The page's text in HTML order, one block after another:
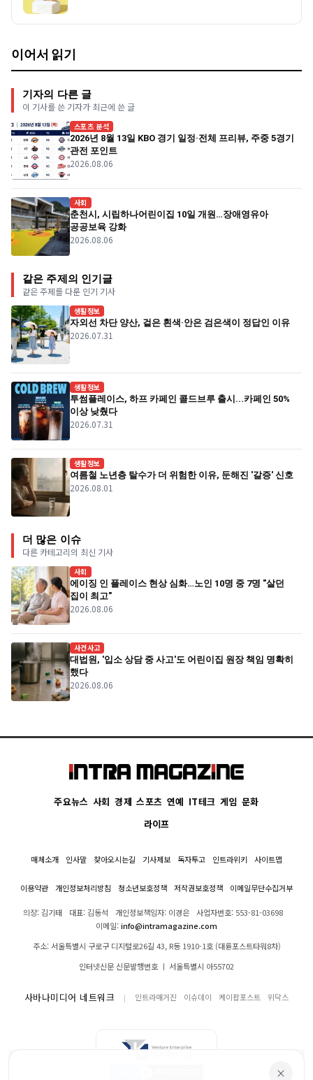
이어서 읽기
기자의 다른 글
이 기사를 쓴 기자가 최근에 쓴 글
스포츠 분석
2026년 8월 13일 KBO 경기 일정·전체 프리뷰, 주중 5경기
관전 포인트
2026.08.06
사회
춘천시, 시립하나어린이집 10일 개원…장애영유아
공공보육 강화
2026.08.06
같은 주제의 인기글
같은 주제를 다룬 인기 기사
생활정보
자외선 차단 양산, 겉은 흰색·안은 검은색이 정답인 이유
2026.07.31
생활정보
투썸플레이스, 하프 카페인 콜드브루 출시...카페인 50%
이상 낮췄다
2026.07.31
생활정보
여름철 노년층 탈수가 더 위험한 이유, 둔해진 '갈증' 신호
2026.08.01
더 많은 이슈
다른 카테고리의 최신 기사
사회
에이징 인 플레이스 현상 심화…노인 10명 중 7명 "살던
집이 최고"
2026.08.06
사건사고
대법원, '입소 상담 중 사고'도 어린이집 원장 책임 명확히
했다
2026.08.06
주요뉴스 사회 경제 스포츠 연예 IT테크 게임 문화
라이프
매체소개 인사말 찾아오시는길 기사제보 독자투고 인트라위키 사이트맵
이용약관 개인정보처리방침 청소년보호정책 저작권보호정책 이메일무단수집거부
의장: 김기태 대표: 김동석 개인정보책임자: 이경은
사업자번호: 553-81-03698
이메일:info@intramagazine.com
주소: 서울특별시 구로구 디지털로26길 43, R동 1910-1호 (대륭포스트타워8차)
인터넷신문 신문발행번호 ㅣ 서울특별시 아55702
사바나미디어 네트워크 인트라매거진 이슈데이 케이팝포스트 위닥스
×